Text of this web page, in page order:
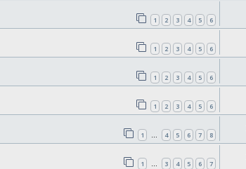
1 2 3 4 5 6
1 2 3 4 5 6
1 2 3 4 5 6
1 2 3 4 5 6
1 … 4 5 6 7 8
1 … 3 4 5 6 7